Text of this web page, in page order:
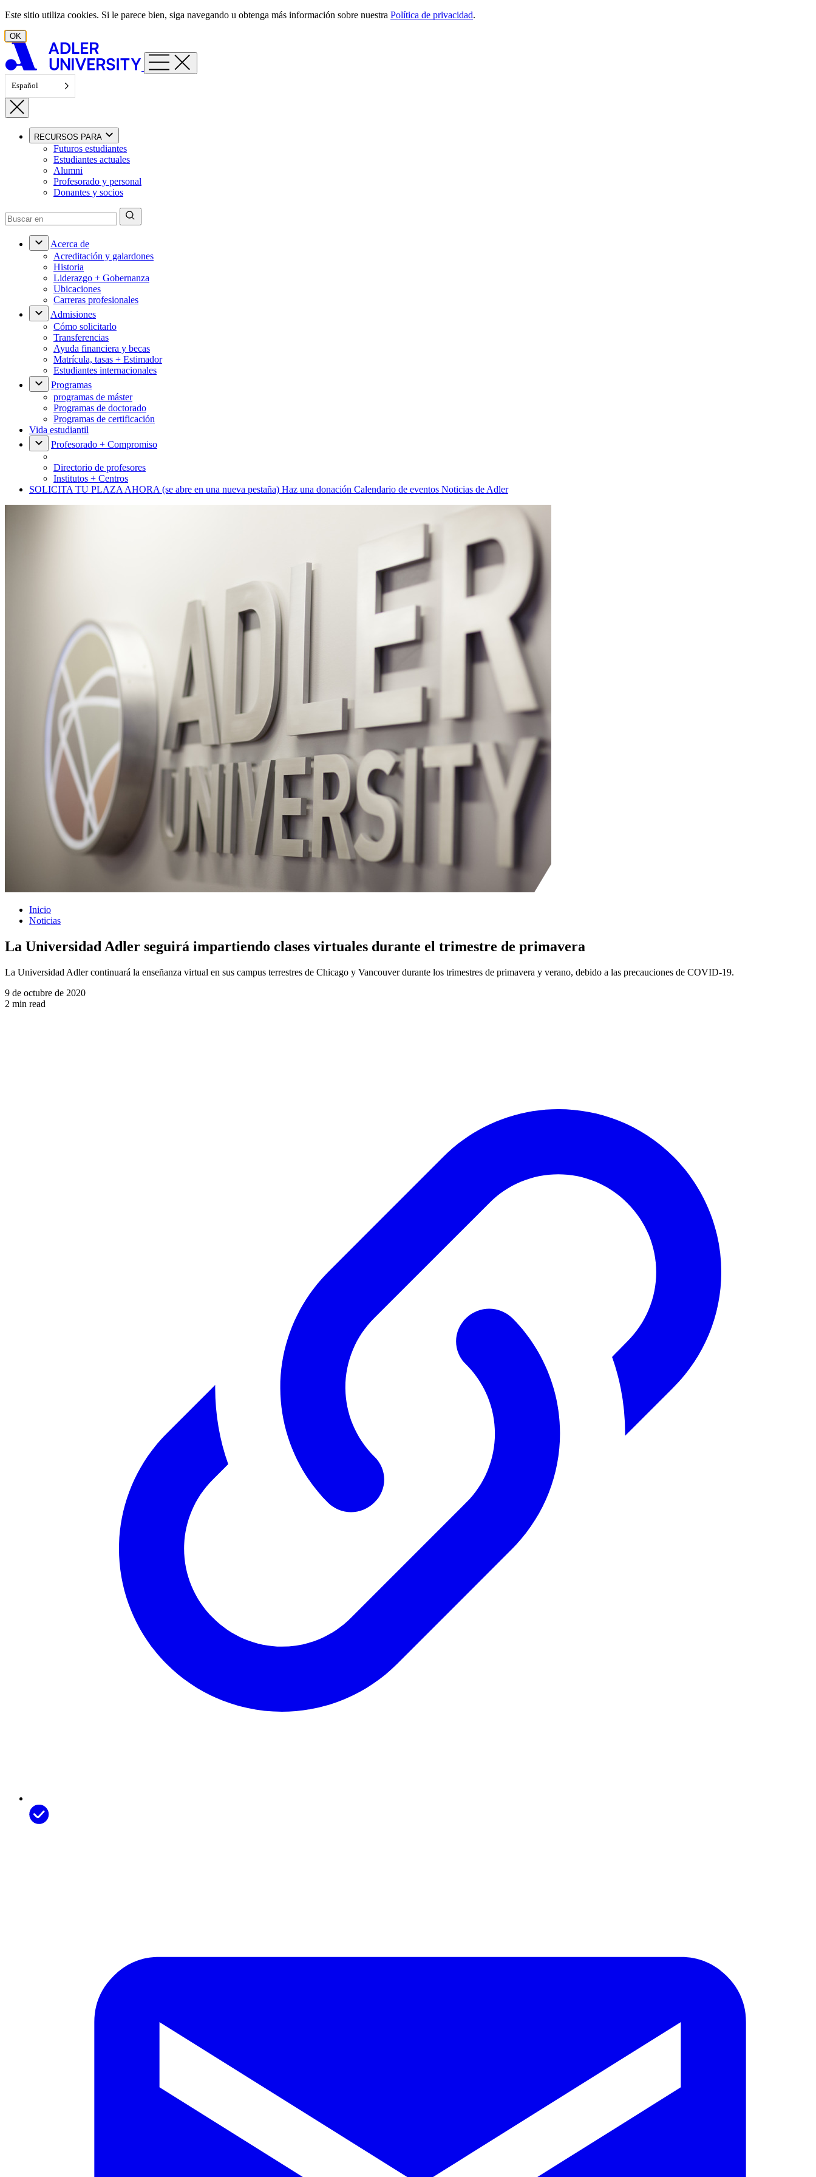
Ir al contenido
Este sitio utiliza cookies. Si le parece bien, siga navegando u obtenga más información sobre nuestra Política de privacidad.
OK
Español
RECURSOS PARA
Futuros estudiantes
Estudiantes actuales
Alumni
Profesorado y personal
Donantes y socios
Acerca de
Acreditación y galardones
Historia
Liderazgo + Gobernanza
Ubicaciones
Carreras profesionales
Admisiones
Cómo solicitarlo
Transferencias
Ayuda financiera y becas
Matrícula, tasas + Estimador
Estudiantes internacionales
Programas
programas de máster
Programas de doctorado
Programas de certificación
Vida estudiantil
Profesorado + Compromiso
Directorio de profesores
Institutos + Centros
SOLICITA TU PLAZA AHORA (se abre en una nueva pestaña) Haz una donación Calendario de eventos Noticias de Adler
Inicio
Noticias
La Universidad Adler seguirá impartiendo clases virtuales durante el trimestre de primavera
La Universidad Adler continuará la enseñanza virtual en sus campus terrestres de Chicago y Vancouver durante los trimestres de primavera y verano, debido a las precauciones de COVID-19.
9 de octubre de 2020
2 min read